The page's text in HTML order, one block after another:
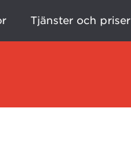
Tjänster och priser